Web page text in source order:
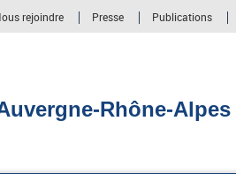
rejoindre Presse Publications
Rhône-Alpes